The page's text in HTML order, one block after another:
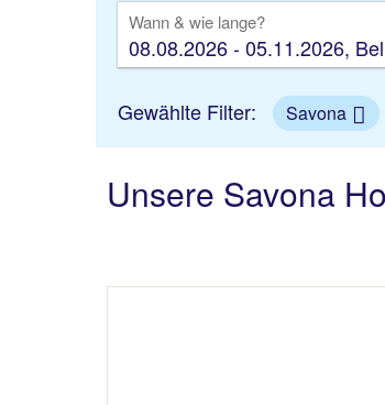
Wann & wie lange?
08.08.2026 - 05.11.2026,
Gewählte Filter: Savona
Unsere Savona